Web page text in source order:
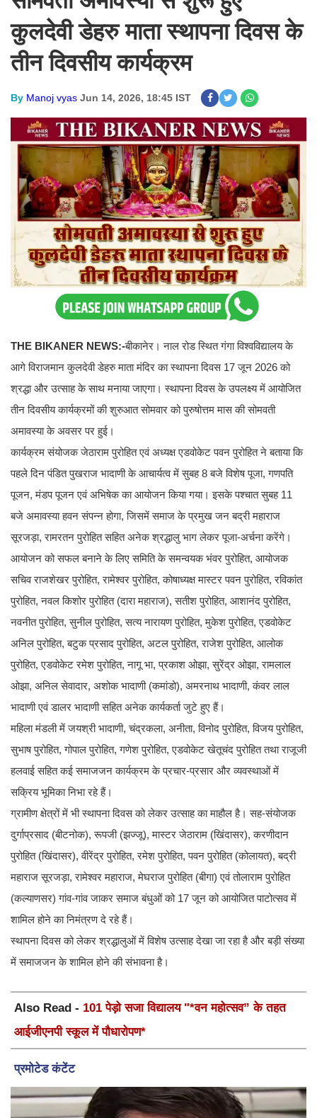
कुलदेवी डेहरु माता स्थापना दिवस के
तीन दिवसीय कार्यक्रम
By Manoj vyas Jun 14, 2026, 18:45 IST
THE BIKANER NEWS:-बीकानेर। नाल रोड स्थित गंगा विश्वविद्यालय के
आगे विराजमान कुलदेवी डेहरु माता मंदिर का स्थापना दिवस 17 जून 2026 को
श्रद्धा और उत्साह के साथ मनाया जाएगा। स्थापना दिवस के उपलक्ष्य में आयोजित
तीन दिवसीय कार्यक्रमों की शुरुआत सोमवार को पुरुषोत्तम मास की सोमवती
अमावस्या के अवसर पर हुई।
कार्यक्रम संयोजक जेठाराम पुरोहित एवं अध्यक्ष एडवोकेट पवन पुरोहित ने बताया कि
पहले दिन पंडित पुखराज भादाणी के आचार्यत्व में सुबह 8 बजे विशेष पूजा, गणपति
पूजन, मंडप पूजन एवं अभिषेक का आयोजन किया गया। इसके पश्चात सुबह 11
बजे अमावस्या हवन संपन्न होगा, जिसमें समाज के प्रमुख जन बद्री महाराज
सूरजड़ा, रामरतन पुरोहित सहित अनेक श्रद्धालु भाग लेकर पूजा-अर्चना करेंगे।
आयोजन को सफल बनाने के लिए समिति के समन्वयक भंवर पुरोहित, आयोजक
सचिव राजशेखर पुरोहित, रामेश्वर पुरोहित, कोषाध्यक्ष मास्टर पवन पुरोहित, रविकांत
पुरोहित, नवल किशोर पुरोहित (दारा महाराज), सतीश पुरोहित, आशानंद पुरोहित,
नवनीत पुरोहित, सुनील पुरोहित, सत्य नारायण पुरोहित, मुकेश पुरोहित, एडवोकेट
अनिल पुरोहित, बटुक प्रसाद पुरोहित, अटल पुरोहित, राजेश पुरोहित, आलोक
पुरोहित, एडवोकेट रमेश पुरोहित, नागू भा, प्रकाश ओझा, सुरेंद्र ओझा, रामलाल
ओझा, अनिल सेवादार, अशोक भादाणी (कमांडो), अमरनाथ भादाणी, कंवर लाल
भादाणी एवं डालर भादाणी सहित अनेक कार्यकर्ता जुटे हुए हैं।
महिला मंडली में जयश्री भादाणी, चंद्रकला, अनीता, विनोद पुरोहित, विजय पुरोहित,
सुभाष पुरोहित, गोपाल पुरोहित, गणेश पुरोहित, एडवोकेट खेतूचंद पुरोहित तथा राजूजी
हलवाई सहित कई समाजजन कार्यक्रम के प्रचार-प्रसार और व्यवस्थाओं में
सक्रिय भूमिका निभा रहे हैं।
ग्रामीण क्षेत्रों में भी स्थापना दिवस को लेकर उत्साह का माहौल है। सह-संयोजक
दुर्गाप्रसाद (बीटनोक), रूपजी (झज्जू), मास्टर जेठाराम (खिंदासर), करणीदान
पुरोहित (खिंदासर), वीरेंद्र पुरोहित, रमेश पुरोहित, पवन पुरोहित (कोलायत), बद्री
महाराज सूरजड़ा, रामेश्वर महाराज, मेघराज पुरोहित (बीगा) एवं तोलाराम पुरोहित
(कल्याणसर) गांव-गांव जाकर समाज बंधुओं को 17 जून को आयोजित पाटोत्सव में
शामिल होने का निमंत्रण दे रहे हैं।
स्थापना दिवस को लेकर श्रद्धालुओं में विशेष उत्साह देखा जा रहा है और बड़ी संख्या
में समाजजन के शामिल होने की संभावना है।
Also Read - 101 पेड़ो सजा विद्यालय "*वन महोत्सव” के तहत
आईजीएनपी स्कूल में पौधारोपण*